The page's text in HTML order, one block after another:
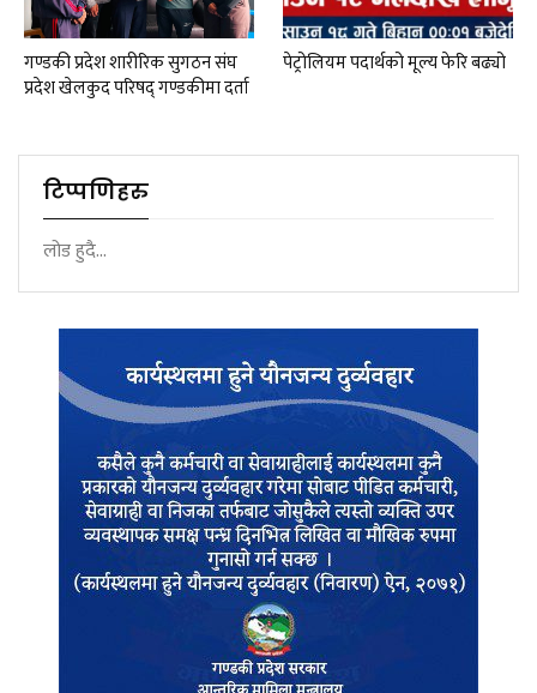
गण्डकी प्रदेश शारीरिक सुगठन संघ
प्रदेश खेलकुद परिषद् गण्डकीमा दर्ता
पेट्रोलियम पदार्थको मूल्य फेरि बढ्यो
टिप्पणिहरु
लोड हुदै...